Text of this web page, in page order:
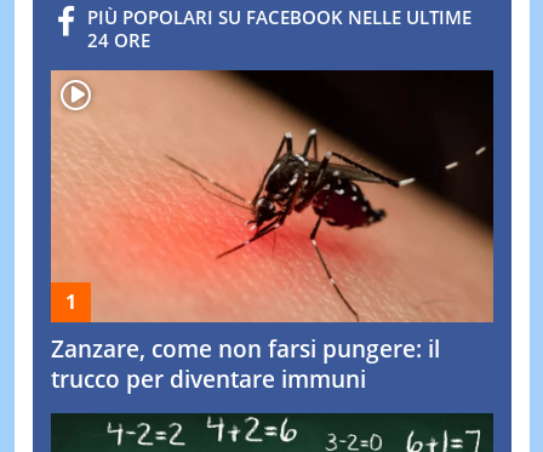
PIÙ POPOLARI SU FACEBOOK NELLE ULTIME
24 ORE
Zanzare, come non farsi pungere: il
trucco per diventare immuni